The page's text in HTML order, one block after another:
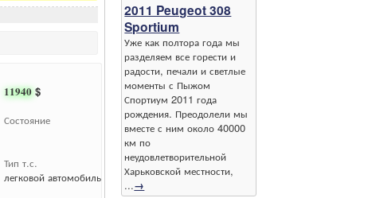
11940 $
Состояние
Тип т.с.
легковой автомобиль
2011 Peugeot 308
Sportium
Уже как полтора года мы
разделяем все горести и
радости, печали и светлые
моменты с Пыжом
Спортиум 2011 года
рождения. Преодолели мы
вместе с ним около 40000
км по
неудовлетворительной
Харьковской местности,
...→